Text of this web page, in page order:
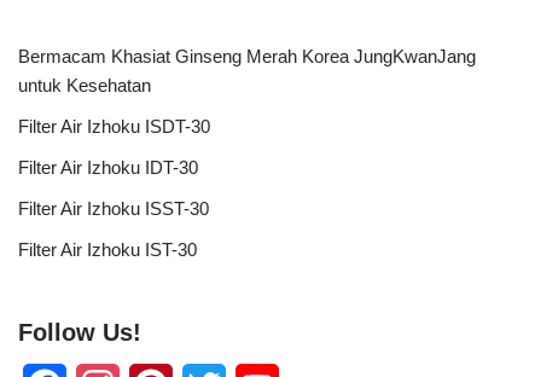
Bermacam Khasiat Ginseng Merah Korea JungKwanJang
untuk Kesehatan
Filter Air Izhoku ISDT-30
Filter Air Izhoku IDT-30
Filter Air Izhoku ISST-30
Filter Air Izhoku IST-30
Follow Us!